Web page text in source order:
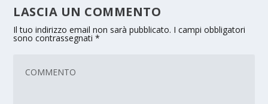
LASCIA UN COMMENTO
Il tuo indirizzo email non sarà pubblicato. I campi obbligatori
sono contrassegnati*